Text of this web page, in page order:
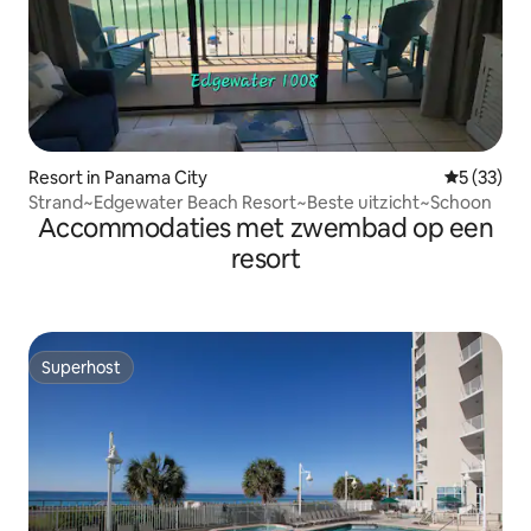
Resort in Panama City
5 (33)
Strand~Edgewater Beach Resort~Beste uitzicht~Schoon
Accommodaties met zwembad op een
resort
Superhost
Superhost